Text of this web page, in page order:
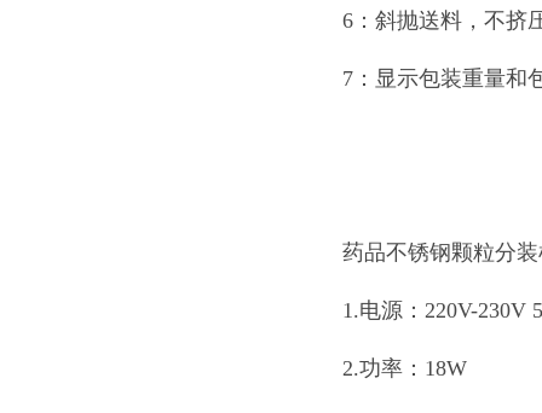
6：斜抛送料，不挤
7：显示包装重量和
药品不锈钢颗粒分
1.电源：220V-230V
2.功率：18W